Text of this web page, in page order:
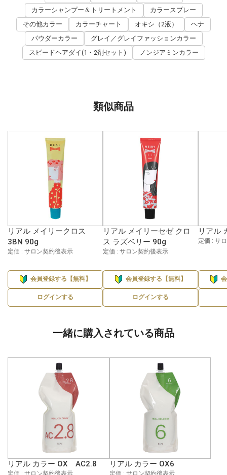
カラーシャンプー＆トリートメント
カラースプレー
その他カラー
カラーチャート オキシ（2液）
ヘナ
パウダーカラー
グレイ／グレイファッションカラー
スピードヘアダイ(1・2剤セット)
ノンジアミンカラー
類似商品
リアル メイリークロス
3BN 90g
定価 : サロン契約後表示
会員登録する【無料】
ログインする
リアル メイリーセゼ クロ
ス ラズベリー 90g
定価 : サロン契約後表示
会員登録する【無料】
ログインする
リアル
定価 : サ
一緒に購入されている商品
リアル カラー OX AC2.8
定価 : サロン契約後表示
リアル カラー OX6
定価 : サロン契約後表示